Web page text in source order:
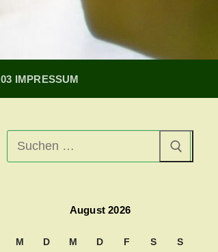
03 IMPRESSUM
nach:
August 2026
M D M D F S S